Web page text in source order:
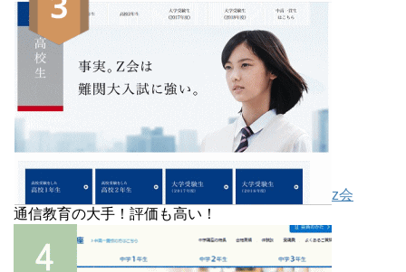
z会
通信教育の大手！評価も高い！